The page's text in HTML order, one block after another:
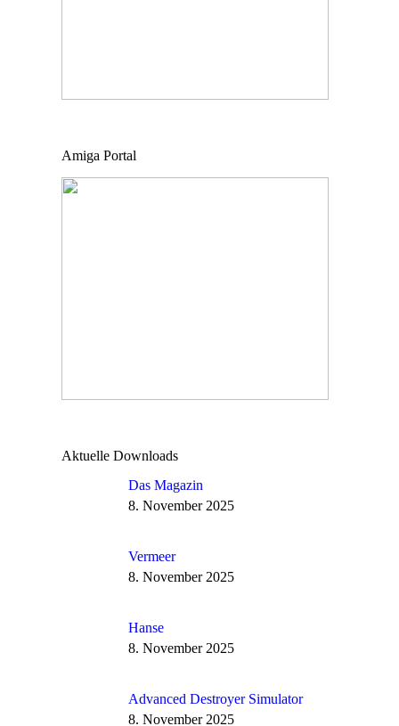
Amiga Portal
Aktuelle Downloads
Das Magazin
8. November 2025
Vermeer
8. November 2025
Hanse
8. November 2025
Advanced Destroyer Simulator
8. November 2025